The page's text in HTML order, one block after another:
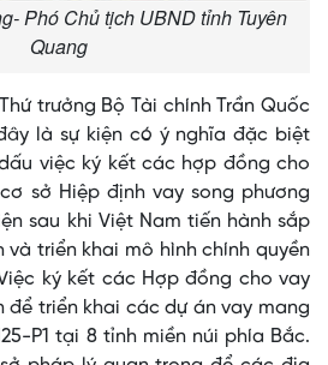
Phó Chủ tịch UBND tỉnh Tuyên
Quang
trưởng Bộ Tài chính Trần Quốc
là sự kiện có ý nghĩa đặc biệt
việc ký kết các hợp đồng cho
sở Hiệp định vay song phương
sau khi Việt Nam tiến hành sắp
và triển khai mô hình chính quyền
ký kết các Hợp đồng cho vay
để triển khai các dự án vay mang
P1 tại 8 tỉnh miền núi phía Bắc.